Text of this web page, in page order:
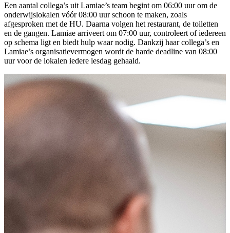
Een aantal collega’s uit Lamiae’s team begint om 06:00 uur om de
onderwijslokalen vóór 08:00 uur schoon te maken, zoals
afgesproken met de HU. Daarna volgen het restaurant, de toiletten
en de gangen. Lamiae arriveert om 07:00 uur, controleert of iedereen
op schema ligt en biedt hulp waar nodig. Dankzij haar collega’s en
Lamiae’s organisatievermogen wordt de harde deadline van 08:00
uur voor de lokalen iedere lesdag gehaald.